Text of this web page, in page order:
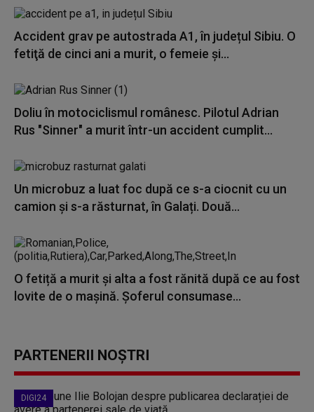
Accident grav pe autostrada A1, în județul Sibiu. O
fetiţă de cinci ani a murit, o femeie și...
Doliu în motociclismul românesc. Pilotul Adrian
Rus "Sinner" a murit într-un accident cumplit...
Un microbuz a luat foc după ce s-a ciocnit cu un
camion și s-a răsturnat, în Galați. Două...
O fetiță a murit și alta a fost rănită după ce au fost
lovite de o mașină. Şoferul consumase...
PARTENERII NOȘTRI
DIGI24